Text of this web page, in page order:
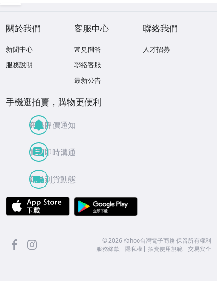
關於我們
新聞中心
服務說明
客服中心
常見問答
聯絡客服
最新公告
聯絡我們
人才招募
手機逛拍賣，購物更便利
商品降價通知
買賣即時溝通
商品到貨動態
APP Store
facebook ©2026 Yahoo台灣電子商務 保留所有權利
服務條款
隱私權 拍賣使用規範 交易安全